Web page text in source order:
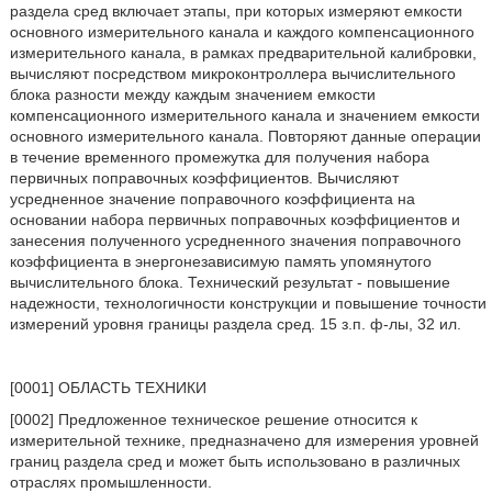
раздела сред включает этапы, при которых измеряют емкости
основного измерительного канала и каждого компенсационного
измерительного канала, в рамках предварительной калибровки,
вычисляют посредством микроконтроллера вычислительного
блока разности между каждым значением емкости
компенсационного измерительного канала и значением емкости
основного измерительного канала. Повторяют данные операции
в течение временного промежутка для получения набора
первичных поправочных коэффициентов. Вычисляют
усредненное значение поправочного коэффициента на
основании набора первичных поправочных коэффициентов и
занесения полученного усредненного значения поправочного
коэффициента в энергонезависимую память упомянутого
вычислительного блока. Технический результат - повышение
надежности, технологичности конструкции и повышение точности
измерений уровня границы раздела сред. 15 з.п. ф-лы, 32 ил.
[0001] ОБЛАСТЬ ТЕХНИКИ
[0002] Предложенное техническое решение относится к
измерительной технике, предназначено для измерения уровней
границ раздела сред и может быть использовано в различных
отраслях промышленности.